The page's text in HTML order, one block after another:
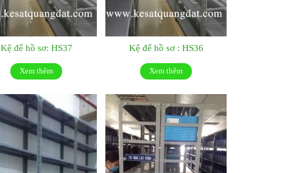
Kệ để hồ sơ: HS37
Xem thêm
Kệ để hồ sơ : HS36
Xem thêm